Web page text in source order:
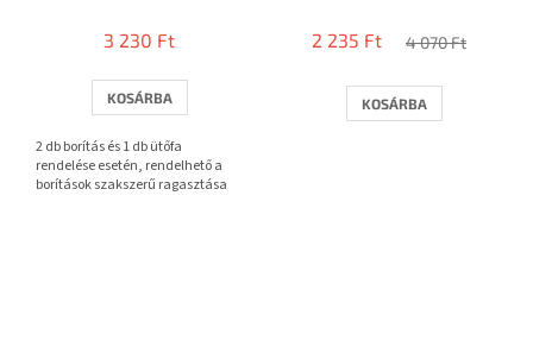
átlagos
5-
ből
csillag.
3 230 Ft
KOSÁRBA
2 db borítás és 1 db ütőfa
rendelése esetén, rendelhető a
borítások szakszerű ragasztása
átlagos
5-
ből
2 235 Ft 4 070 Ft
KOSÁRBA